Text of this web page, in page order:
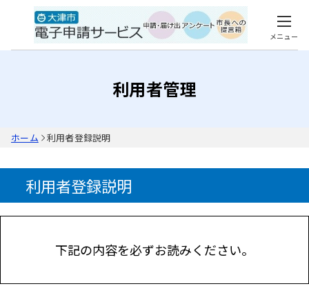
メニュー
利用者管理
ホーム 利用者登録説明
利用者登録説明
下記の内容を必ずお読みください。